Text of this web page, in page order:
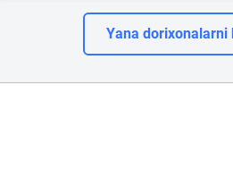
Yana dorixonalarni